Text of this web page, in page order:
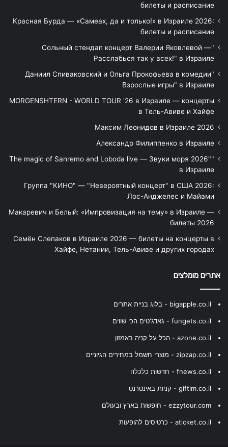
билеты и расписание
Красная Бурда — «Самеах, да и только!» в Израиле 2026:
билеты и расписание
"Сольный стендап концерт Валерии Яковлевой —
Расслабься так у всех!" в Израиле
"Даниил Спиваковский и Ольга Прокофьева в комедии
Взрослые игры" в Израиле
MORGENSHTERN - WORLD TOUR '26 в Израиле — концерты
в Тель-Авиве и Хайфе
Максим Леонидов в Израиле 2026
Александр Филиппенко в Израиле
"The magic of Sanremo and Loboda live — Звуки моря 2026"
в Израиле
Группа "КИНО" — "Невероятный концерт" в США 2026:
Лос-Анджелес и Майами
Макаревич и Белый: «Импровизация на тему» в Израиле —
билеты 2026
Семён Слепаков в Израиле 2026 — билеты на концерты в
Хайфе, Нетании, Тель-Авиве и других городах
אתרים מומלצים
bigapple.co.il - בלוג בניית אתרים
fungets.co.il - גאדג'טים הכי שווים
azone.co.il - הכל על קניה באמזון
zipzap.co.il - מוצרי חשמל במחירים הגיוניים
fnews.co.il - חדשות כלכלה
giftim.co.il - קניות באינטרנט
ezzytour.com - חופשות בארץ ובעולם
aticket.co.il - כרטיסים להופעות